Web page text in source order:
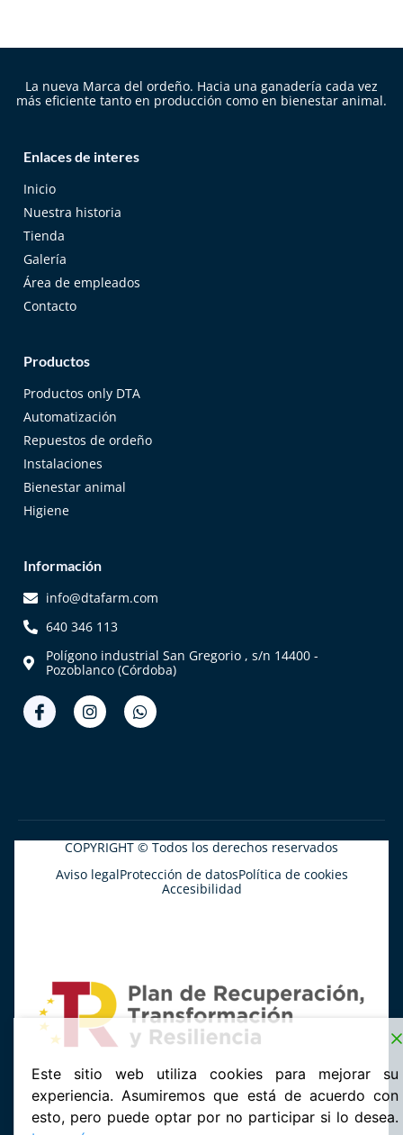
La nueva Marca del ordeño. Hacia una ganadería cada vez
más eficiente tanto en producción como en bienestar animal.
Enlaces de interes
Inicio
Nuestra historia
Tienda
Galería
Área de empleados
Contacto
Productos
Productos only DTA
Automatización
Repuestos de ordeño
Instalaciones
Bienestar animal
Higiene
Información
info@dtafarm.com
640 346 113
Polígono industrial San Gregorio , s/n 14400 -
Pozoblanco (Córdoba)
COPYRIGHT © Todos los derechos reservados
Aviso legalProtección de datosPolítica de cookies
Accesibilidad
Este sitio web utiliza cookies para mejorar su
experiencia. Asumiremos que está de acuerdo con
esto, pero puede optar por no participar si lo desea.